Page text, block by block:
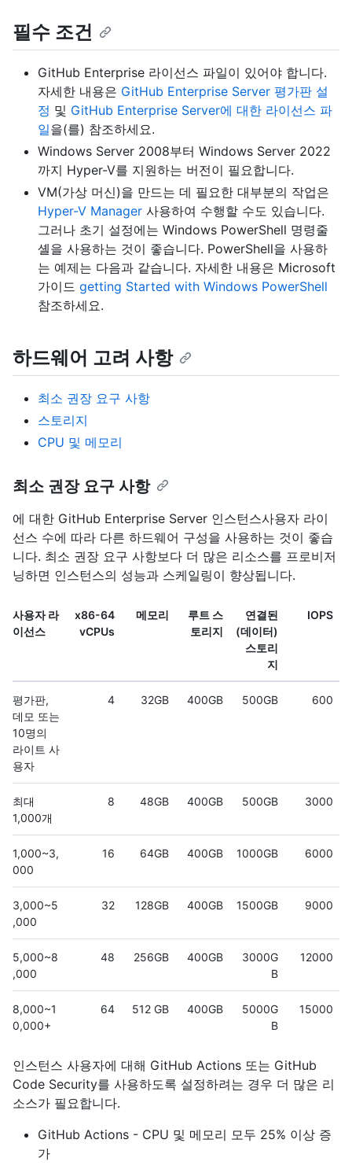
필수 조건
GitHub Enterprise 라이선스 파일이 있어야 합니다.
자세한 내용은 GitHub Enterprise Server 평가판 설
정 및 GitHub Enterprise Server에 대한 라이선스 파
일을(를) 참조하세요.
Windows Server 2008부터 Windows Server 2022
까지 Hyper-V를 지원하는 버전이 필요합니다.
VM(가상 머신)을 만드는 데 필요한 대부분의 작업은
Hyper-V Manager 사용하여 수행할 수도 있습니다.
그러나 초기 설정에는 Windows PowerShell 명령줄
셸을 사용하는 것이 좋습니다. PowerShell을 사용하
는 예제는 다음과 같습니다. 자세한 내용은 Microsoft
가이드 getting Started with Windows PowerShell
참조하세요.
하드웨어 고려 사항
최소 권장 요구 사항
스토리지
CPU 및 메모리
최소 권장 요구 사항
에 대한 GitHub Enterprise Server 인스턴스사용자 라이
선스 수에 따라 다른 하드웨어 구성을 사용하는 것이 좋습
니다. 최소 권장 요구 사항보다 더 많은 리소스를 프로비저
닝하면 인스턴스의 성능과 스케일링이 향상됩니다.
사용자 라
이선스
x86-64
vCPUs
메모리
루트 스
토리지
연결된
(데이터)
스토리
지
IOPS
평가판,
데모 또는
10명의
라이트 사
용자
4 32GB 400GB 500GB 600
최대
1,000개
8 48GB 400GB 500GB 3000
1,000~3,
000
16 64GB 400GB 1000GB 6000
3,000~5
,000
32 128GB 400GB 1500GB 9000
5,000~8
,000
48 256GB 400GB
3000G
B
12000
8,000~1
0,000+
64 512 GB 400GB
5000G
B
15000
인스턴스 사용자에 대해 GitHub Actions 또는 GitHub
Code Security를 사용하도록 설정하려는 경우 더 많은 리
소스가 필요합니다.
GitHub Actions - CPU 및 메모리 모두 25% 이상 증
가